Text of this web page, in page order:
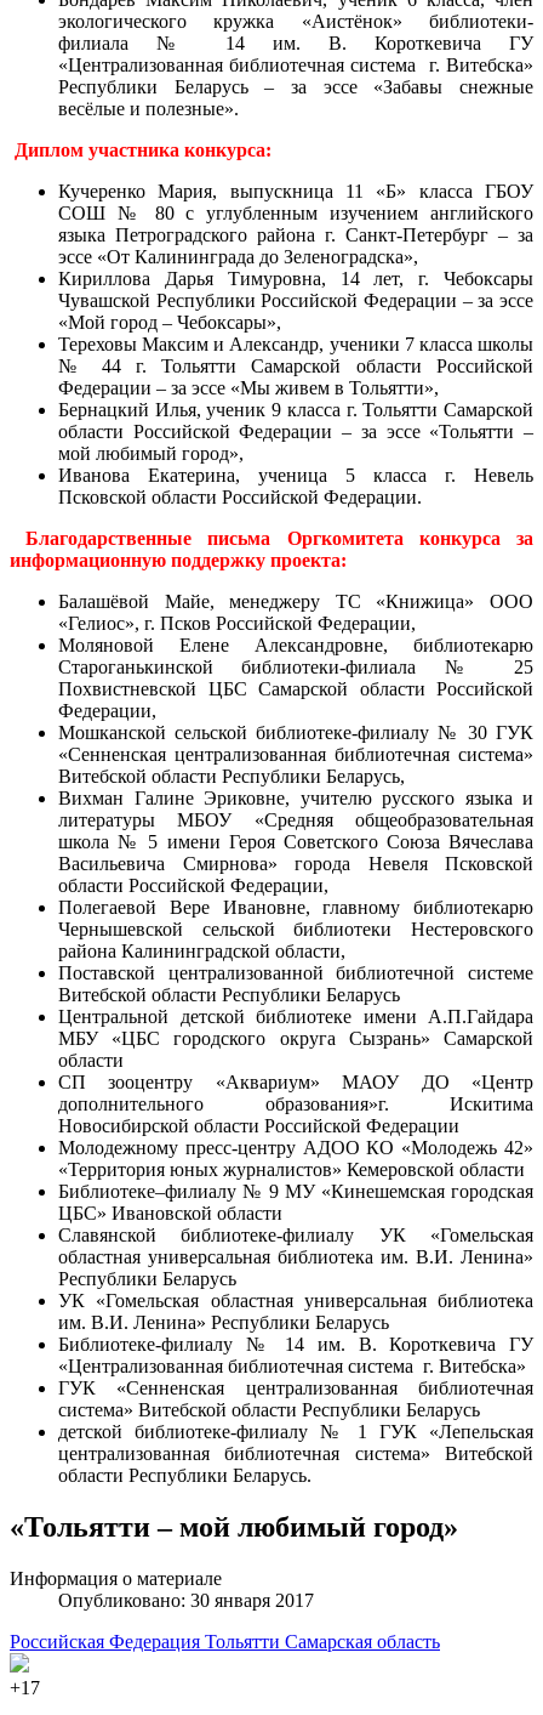
экологического кружка «Аистёнок» библиотеки-
филиала № 14 им. В. Короткевича ГУ
«Централизованная библиотечная система г. Витебска»
Республики Беларусь – за эссе «Забавы снежные
весёлые и полезные».
Диплом участника конкурса:
Кучеренко Мария, выпускница 11 «Б» класса ГБОУ
СОШ № 80 с углубленным изучением английского
языка Петроградского района г. Санкт-Петербург – за
эссе «От Калининграда до Зеленоградска»,
Кириллова Дарья Тимуровна, 14 лет, г. Чебоксары
Чувашской Республики Российской Федерации – за эссе
«Мой город – Чебоксары»,
Тереховы Максим и Александр, ученики 7 класса школы
№ 44 г. Тольятти Самарской области Российской
Федерации – за эссе «Мы живем в Тольятти»,
Бернацкий Илья, ученик 9 класса г. Тольятти Самарской
области Российской Федерации – за эссе «Тольятти –
мой любимый город»,
Иванова Екатерина, ученица 5 класса г. Невель
Псковской области Российской Федерации.
Благодарственные письма Оргкомитета конкурса за
информационную поддержку проекта:
Балашёвой Майе, менеджеру ТС «Книжица» ООО
«Гелиос», г. Псков Российской Федерации,
Моляновой Елене Александровне, библиотекарю
Староганькинской библиотеки-филиала № 25
Похвистневской ЦБС Самарской области Российской
Федерации,
Мошканской сельской библиотеке-филиалу № 30 ГУК
«Сенненская централизованная библиотечная система»
Витебской области Республики Беларусь,
Вихман Галине Эриковне, учителю русского языка и
литературы МБОУ «Средняя общеобразовательная
школа № 5 имени Героя Советского Союза Вячеслава
Васильевича Смирнова» города Невеля Псковской
области Российской Федерации,
Полегаевой Вере Ивановне, главному библиотекарю
Чернышевской сельской библиотеки Нестеровского
района Калининградской области,
Поставской централизованной библиотечной системе
Витебской области Республики Беларусь
Центральной детской библиотеке имени А.П.Гайдара
МБУ «ЦБС городского округа Сызрань» Самарской
области
СП зооцентру «Аквариум» МАОУ ДО «Центр
дополнительного образования»г. Искитима
Новосибирской области Российской Федерации
Молодежному пресс-центру АДОО КО «Молодежь 42»
«Территория юных журналистов» Кемеровской области
Библиотеке–филиалу № 9 МУ «Кинешемская городская
ЦБС» Ивановской области
Славянской библиотеке-филиалу УК «Гомельская
областная универсальная библиотека им. В.И. Ленина»
Республики Беларусь
УК «Гомельская областная универсальная библиотека
им. В.И. Ленина» Республики Беларусь
Библиотеке-филиалу № 14 им. В. Короткевича ГУ
«Централизованная библиотечная система г. Витебска»
ГУК «Сенненская централизованная библиотечная
система» Витебской области Республики Беларусь
детской библиотеке-филиалу № 1 ГУК «Лепельская
централизованная библиотечная система» Витебской
области Республики Беларусь.
«Тольятти – мой любимый город»
Информация о материале
Опубликовано: 30 января 2017
Российская Федерация Тольятти Самарская область
+17